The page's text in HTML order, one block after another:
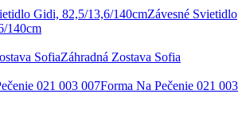
Závesné Svietidlo
140cm
Záhradná Zostava Sofia
Forma Na Pečenie 021 003